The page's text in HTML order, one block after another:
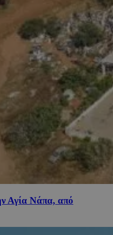
Αγία Νάπα, από